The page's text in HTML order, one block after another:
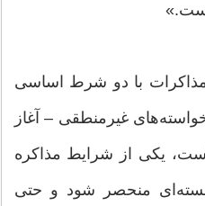
با دو شرط اساسی
غیرمنطقی – آغاز
یکی از شرایط مذاکره
منحصر شود و حتی